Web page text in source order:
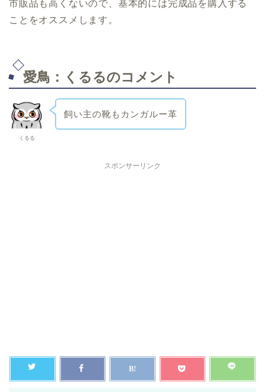
市販品も高くないので、基本的には完成品を購入する
ことをオススメします。
愛鳥：くるるのコメント
くるる
飼い主の靴もカンガルー革
スポンサーリンク